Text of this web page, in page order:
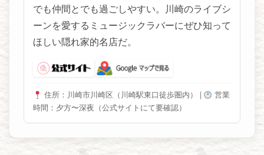
でも仲間とでも過ごしやすい。川崎のライブシ
ーンを愛するミュージックラバーにぜひ知って
ほしい隠れ家的名店だ。
住所：川崎市川崎区（川崎駅東口徒歩圏内） |
営業
時間：夕方〜深夜（公式サイトにて要確認）